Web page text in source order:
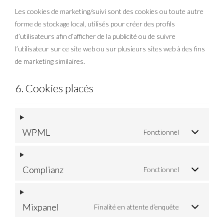
Les cookies de marketing/suivi sont des cookies ou toute autre
forme de stockage local, utilisés pour créer des profils
d’utilisateurs afin d’afficher de la publicité ou de suivre
l’utilisateur sur ce site web ou sur plusieurs sites web à des fins
de marketing similaires.
6. Cookies placés
WPML Fonctionnel
Complianz Fonctionnel
Mixpanel Finalité en attente d’enquête